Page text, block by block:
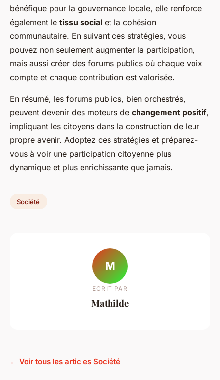
bénéfique pour la gouvernance locale, elle renforce
également le tissu social et la cohésion
communautaire. En suivant ces stratégies, vous
pouvez non seulement augmenter la participation,
mais aussi créer des forums publics où chaque voix
compte et chaque contribution est valorisée.
En résumé, les forums publics, bien orchestrés,
peuvent devenir des moteurs de changement positif,
impliquant les citoyens dans la construction de leur
propre avenir. Adoptez ces stratégies et préparez-
vous à voir une participation citoyenne plus
dynamique et plus enrichissante que jamais.
Société
M
ECRIT PAR
Mathilde
← Voir tous les articles Société